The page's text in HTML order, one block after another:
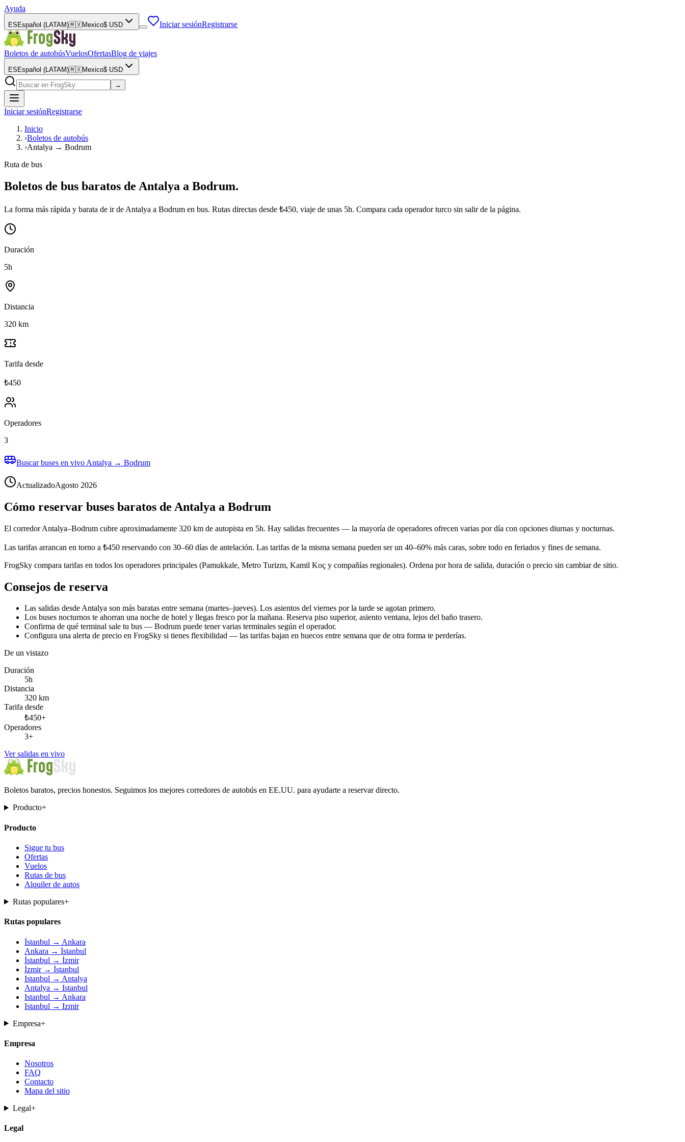
Ayuda
ES Español (LATAM)🇲🇽Mexico$ USD Iniciar sesiónRegistrarse
Boletos de autobúsVuelosOfertasBlog de viajes
ES Español (LATAM)🇲🇽Mexico$ USD
→
Iniciar sesiónRegistrarse
Inicio
›Boletos de autobús
›Antalya → Bodrum
Ruta de bus
Boletos de bus baratos de Antalya a Bodrum.
La forma más rápida y barata de ir de Antalya a Bodrum en bus. Rutas directas desde ₺450, viaje de unas 5h. Compara cada operador turco sin salir de la página.
Duración
5h
Distancia
320 km
Tarifa desde
₺450
Operadores
3
Buscar buses en vivo Antalya → Bodrum
ActualizadoAgosto 2026
Cómo reservar buses baratos de Antalya a Bodrum
El corredor Antalya–Bodrum cubre aproximadamente 320 km de autopista en 5h. Hay salidas frecuentes — la mayoría de operadores ofrecen varias por día con opciones diurnas y nocturnas.
Las tarifas arrancan en torno a ₺450 reservando con 30–60 días de antelación. Las tarifas de la misma semana pueden ser un 40–60% más caras, sobre todo en feriados y fines de semana.
FrogSky compara tarifas en todos los operadores principales (Pamukkale, Metro Turizm, Kamil Koç y compañías regionales). Ordena por hora de salida, duración o precio sin cambiar de sitio.
Consejos de reserva
Las salidas desde Antalya son más baratas entre semana (martes–jueves). Los asientos del viernes por la tarde se agotan primero.
Los buses nocturnos te ahorran una noche de hotel y llegas fresco por la mañana. Reserva piso superior, asiento ventana, lejos del baño trasero.
Confirma de qué terminal sale tu bus — Bodrum puede tener varias terminales según el operador.
Configura una alerta de precio en FrogSky si tienes flexibilidad — las tarifas bajan en huecos entre semana que de otra forma te perderías.
De un vistazo
Duración
5h
Distancia
320 km
Tarifa desde
₺450+
Operadores
3+
Ver salidas en vivo
Boletos baratos, precios honestos. Seguimos los mejores corredores de autobús en EE.UU. para ayudarte a reservar directo.
Producto+
Producto
Sigue tu bus
Ofertas
Vuelos
Rutas de bus
Alquiler de autos
Rutas populares+
Rutas populares
İstanbul → Ankara
Ankara → İstanbul
İstanbul → İzmir
İzmir → İstanbul
Istanbul → Antalya
Antalya → Istanbul
Istanbul → Ankara
Istanbul → Izmir
Empresa+
Empresa
Nosotros
FAQ
Contacto
Mapa del sitio
Legal+
Legal